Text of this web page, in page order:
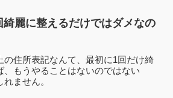
麗に整えるだけではダメなの
の住所表記なんて、最初に1回だけ綺
、もうやることはないのではない
ません。